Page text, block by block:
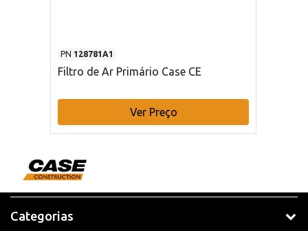
PN 128781A1
Filtro de Ar Primário Case CE
Ver Preço
Categorias